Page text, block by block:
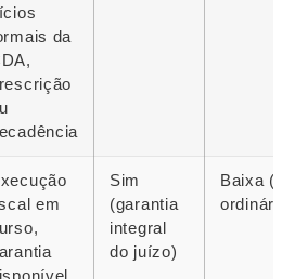
da
em
Sim
(garantia
integral
do juízo)
Baixa
ordinário)